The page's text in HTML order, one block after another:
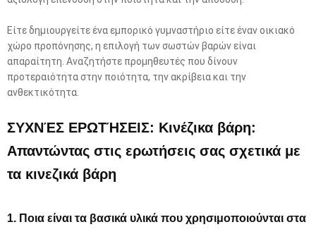
Είτε δημιουργείτε ένα εμπορικό γυμναστήριο είτε έναν οικιακό
χώρο προπόνησης, η επιλογή των σωστών βαρών είναι
απαραίτητη. Αναζητήστε προμηθευτές που δίνουν
προτεραιότητα στην ποιότητα, την ακρίβεια και την
ανθεκτικότητα.
ΣΥΧΝΈΣ ΕΡΩΤΉΣΕΙΣ: Κινέζικα βάρη:
Απαντώντας στις ερωτήσεις σας σχετικά με
τα κινεζικά βάρη
1. Ποια είναι τα βασικά υλικά που χρησιμοποιούνται στα